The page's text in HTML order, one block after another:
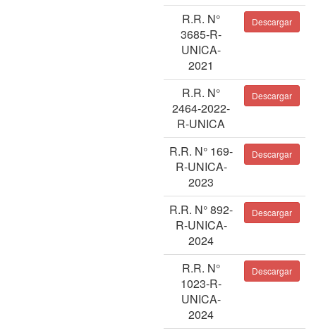
R.R. N°
3685-R-
UNICA-
2021
Descargar
R.R. N°
2464-2022-
R-UNICA
Descargar
R.R. N° 169-
R-UNICA-
2023
Descargar
R.R. N° 892-
R-UNICA-
2024
Descargar
R.R. N°
1023-R-
UNICA-
2024
Descargar